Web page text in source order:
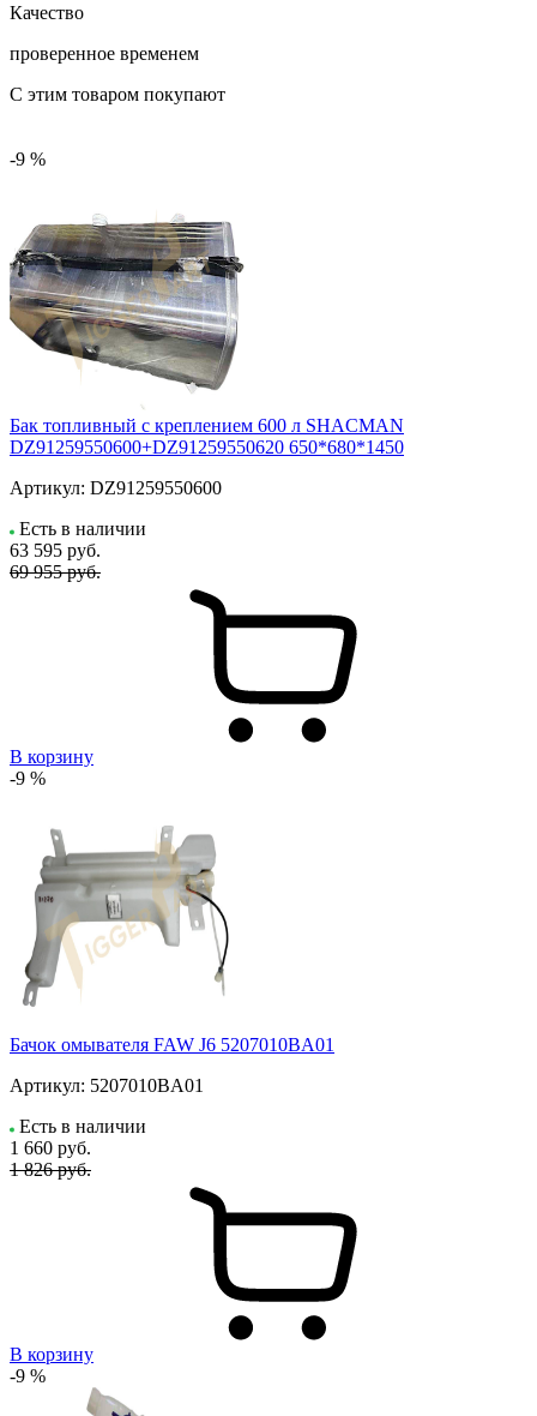
Качество
проверенное временем
С этим товаром покупают
-9 %
Бак топливный с креплением 600 л SHACMAN
DZ91259550600+DZ91259550620 650*680*1450
Артикул: DZ91259550600
Есть в наличии
63 595 руб.
69 955 руб.
В корзину
-9 %
Бачок омывателя FAW J6 5207010BA01
Артикул: 5207010BA01
Есть в наличии
1 660 руб.
1 826 руб.
В корзину
-9 %